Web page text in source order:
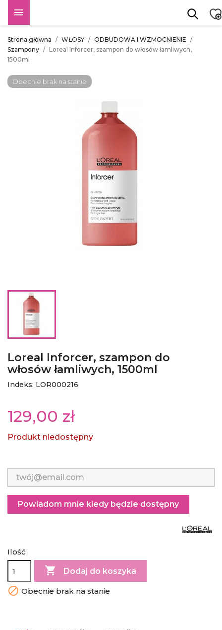

Strona główna WŁOSY
ODBUDOWA I WZMOCNIENIE
Szampony
Loreal Inforcer, szampon do włosów łamliwych,
1500ml
Obecnie brak na stanie
Loreal Inforcer, szampon do
włosów łamliwych, 1500ml
Indeks: LOR000216
129,00 zł
Produkt niedostępny
Powiadom mnie kiedy będzie dostępny
Ilość
 Dodaj do koszyka
 Obecnie brak na stanie